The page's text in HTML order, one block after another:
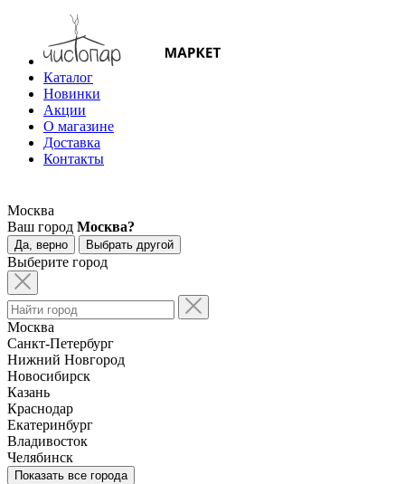
Каталог
Новинки
Акции
О магазине
Доставка
Контакты
Москва
Ваш город Москва?
Да, верно Выбрать другой
Выберите город
Москва
Санкт-Петербург
Нижний Новгород
Новосибирск
Казань
Краснодар
Екатеринбург
Владивосток
Челябинск
Показать все города